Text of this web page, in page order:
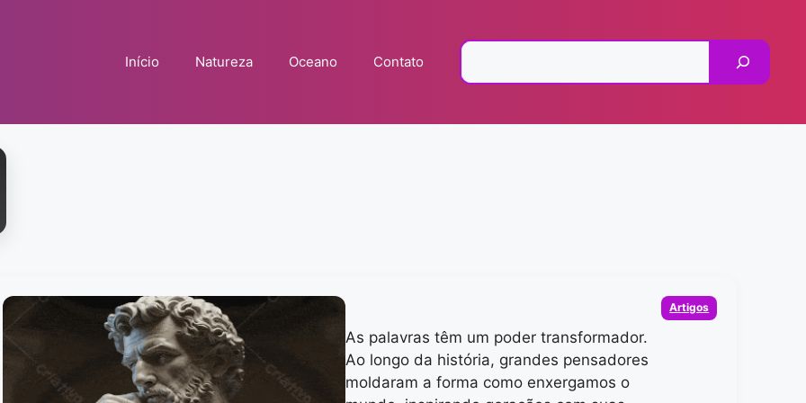
Início Natureza Oceano Contato
As palavras têm um poder transformador.
Ao longo da história, grandes pensadores
moldaram a forma como enxergamos o
Categorias
Artigos